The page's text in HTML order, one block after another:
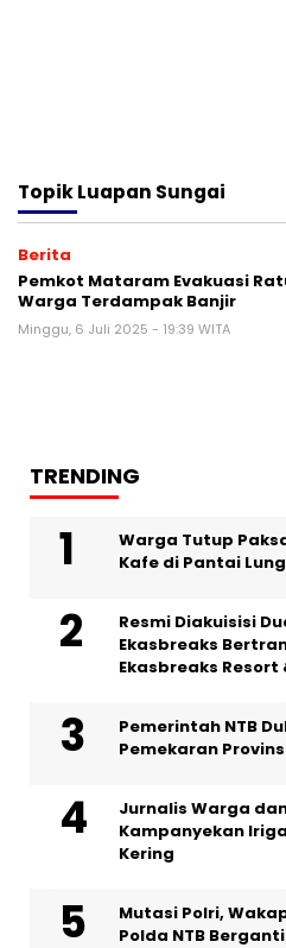
TopikLuapan Sungai
Berita
Pemkot Mataram Evakuasi
Warga Terdampak Banjir
Minggu, 6 Juli 2025 - 19:39 WITA
TRENDING
Warga Tutup
Kafe di Pantai
Resmi Diakuisisi
Ekasbreaks
Ekasbreaks Resort
Pemerintah NTB
Pemekaran
Jurnalis Warga
Kampanyekan
Kering
Mutasi Polri,
Polda NTB Berganti